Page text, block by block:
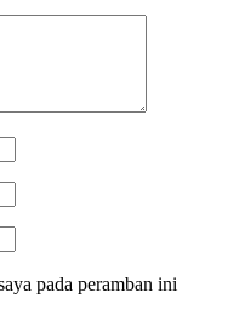
pada peramban ini